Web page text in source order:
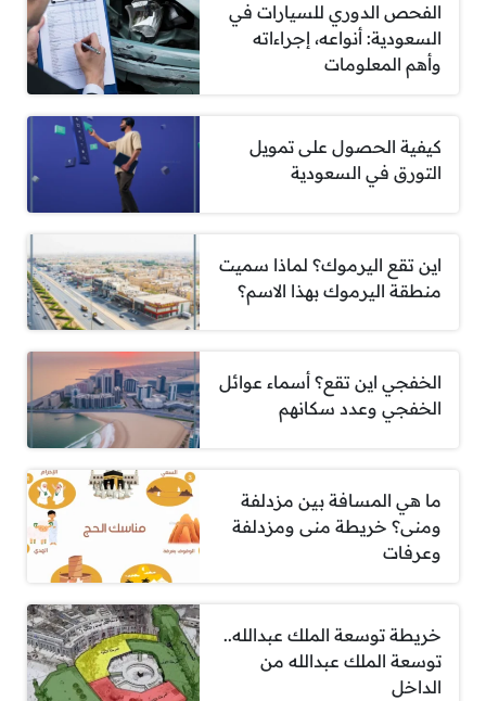
الفحص الدوري للسيارات في
السعودية: أنواعه، إجراءاته
وأهم المعلومات
كيفية الحصول على تمويل
التورق في السعودية
اين تقع اليرموك؟ لماذا سميت
منطقة اليرموك بهذا الاسم؟
الخفجي اين تقع؟ أسماء عوائل
الخفجي وعدد سكانهم
ما هي المسافة بين مزدلفة
ومنى؟ خريطة منى ومزدلفة
وعرفات
خريطة توسعة الملك عبدالله..
توسعة الملك عبدالله من
الداخل